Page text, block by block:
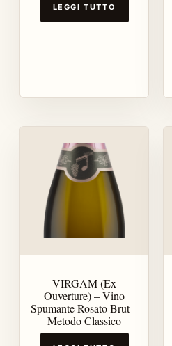
LEGGI TUTTO
VIRGAM (Ex
Ouverture) – Vino
Spumante Rosato Brut –
Metodo Classico